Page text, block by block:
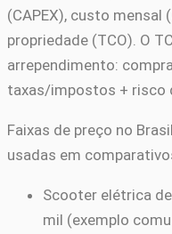
(CAPEX), custo mensal
propriedade (TCO). O
arrependimento:
taxas/impostos + risco
Faixas de preço no
usadas em
Scooter elétrica
mil (exemplo